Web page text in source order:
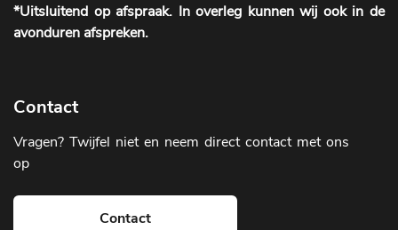
*Uitsluitend op afspraak. In overleg kunnen wij ook in de
avonduren afspreken.
Contact
Vragen? Twijfel niet en neem direct contact met ons
op
Contact